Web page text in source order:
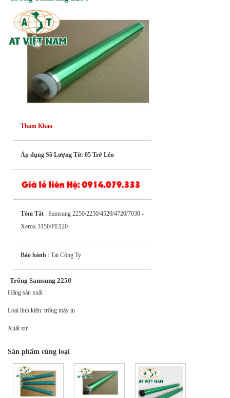
Tham Khảo
Áp dụng Số Lượng Từ: 05 Trở Lên
Tóm Tắt : Samsung 2250/2250/4520/4720/7030 -
Xerox 3150/PE120
Bảo hành : Tại Công Ty
Trống Samsung 2250
Hãng sản xuất :
Loại linh kiện: trống máy in
Xuất xứ :
Sản phẩm cùng loại